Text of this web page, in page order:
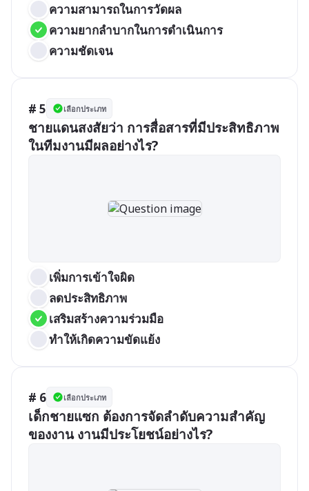
ความสามารถในการวัดผล
ความยากลำบากในการดำเนินการ
ความชัดเจน
# 5 เลือกประเภท
ชายแดนสงสัยว่า การสื่อสารที่มีประสิทธิภาพ
ในทีมงานมีผลอย่างไร?
เพิ่มการเข้าใจผิด
ลดประสิทธิภาพ
เสริมสร้างความร่วมมือ
ทำให้เกิดความขัดแย้ง
# 6 เลือกประเภท
เด็กชายแซก ต้องการจัดลำดับความสำคัญ
ของงาน งานมีประโยชน์อย่างไร?